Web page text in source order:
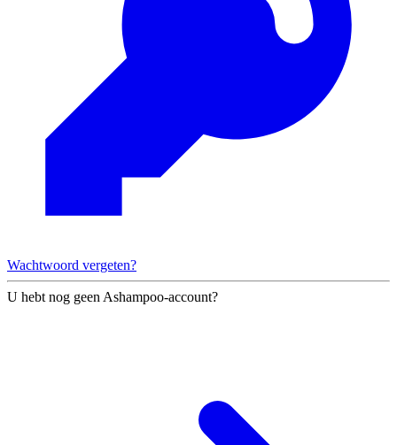
Wachtwoord vergeten?
U hebt nog geen Ashampoo-account?